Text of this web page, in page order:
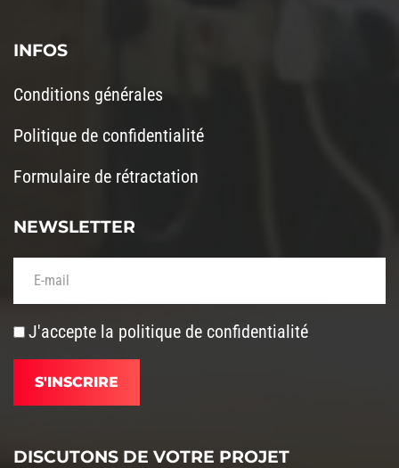
INFOS
Conditions générales
Politique de confidentialité
Formulaire de rétractation
NEWSLETTER
Votre adresse de messagerie (obligatoire)
J'accepte la politique de confidentialité
DISCUTONS DE VOTRE PROJET